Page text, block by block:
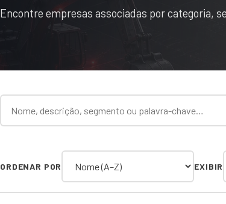
Encontre empresas associadas por categoria,
ORDENAR POR EXIBIR